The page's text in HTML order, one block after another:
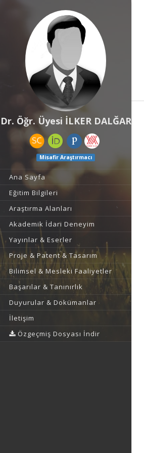
Dr. Öğr. Üyesi İLKER DALĞAR
Misafir Araştırmacı
Ana Sayfa
Eğitim Bilgileri
Araştırma Alanları
Akademik İdari Deneyim
Yayınlar & Eserler
Proje & Patent & Tasarım
Bilimsel & Mesleki Faaliyetler
Başarılar & Tanınırlık
Duyurular & Dokümanlar
İletişim
Özgeçmiş Dosyası İndir